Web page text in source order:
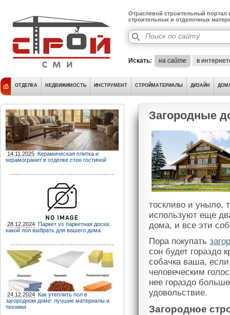
Отраслевой строительный портал
строительных и отделочных
Искать: на сайте в
ОТДЕЛКА НЕДВИЖИМОСТЬ ИНСТРУМЕНТ СТРОЙМАТЕРИАЛЫ ДИЗАЙН
14.11.2025 Керамическая плитка и
керамогранит в отделке стен гостиной
28.12.2024 Паркет vs паркетная доска:
какой пол выбрать для вашего дома
24.12.2024 Как утеплить пол в
загородном доме: лучшие материалы и
техники
Загородные
тоскливо и уныло,
используют еще
дома, и все эти
Пора покупать
сон будет гораздо
собачка ваша,
человеческим
нее гораздо
удовольствие.
Загородное